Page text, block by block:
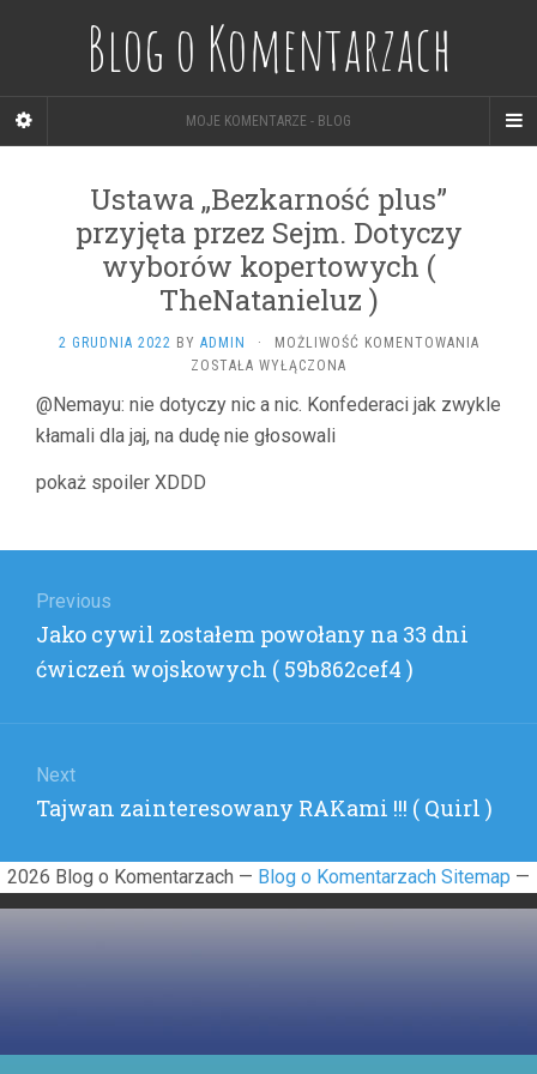
Blog o Komentarzach
MOJE KOMENTARZE - BLOG
Ustawa „Bezkarność plus”
przyjęta przez Sejm. Dotyczy
wyborów kopertowych (
TheNatanieluz )
2 GRUDNIA 2022 BY ADMIN · MOŻLIWOŚĆ KOMENTOWANIAUSTAWA
(
ZOSTAŁA WYŁĄCZONA
@Nemayu: nie dotyczy nic a nic. Konfederaci jak zwykle
kłamali dla jaj, na dudę nie głosowali
pokaż spoiler XDDD
wpisu
Previous
Previous
post:
Jako cywil zostałem powołany na 33 dni
ćwiczeń wojskowych ( 59b862cef4 )
Next
Next
Tajwan zainteresowany RAKami !!! ( Quirl )
2026 Blog o Komentarzach — Blog o Komentarzach Sitemap —